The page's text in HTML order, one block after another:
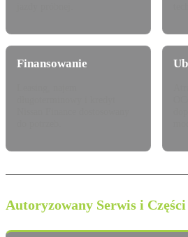
Finansowanie
Autoryzowany Serwis i